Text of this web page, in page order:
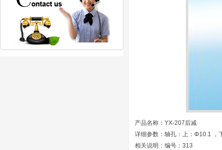
产品名称：YX-207后减
详细参数：轴孔：上：Φ10.1 ，
相关说明：编号：313